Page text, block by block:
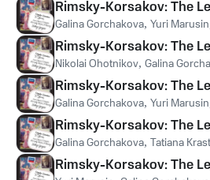
Rimsky-Korsakov: The
Galina Gorchakova, Yuri Marusin
Rimsky-Korsakov: The
Nikolai Ohotnikov, Galina
Rimsky-Korsakov: The
Galina Gorchakova, Yuri Marusin
Rimsky-Korsakov: The
Galina Gorchakova, Tatiana
Rimsky-Korsakov: The